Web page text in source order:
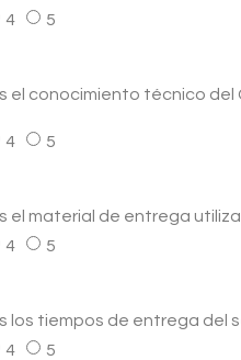
4 5
el conocimiento técnico del
4 5
el material de entrega
4 5
los tiempos de entrega del
4 5